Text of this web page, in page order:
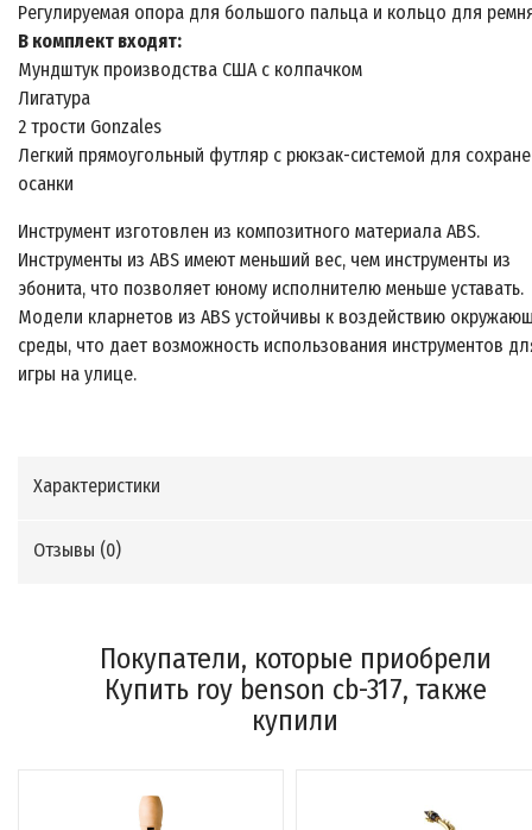
Регулируемая опора для большого пальца и кольцо для
В комплект входят:
Мундштук производства США с колпачком
Лигатура
2 трости Gonzales
Легкий прямоугольный футляр с рюкзак-системой для
осанки
Инструмент изготовлен из композитного материала ABS.
Инструменты из ABS имеют меньший вес, чем инструменты из
эбонита, что позволяет юному исполнителю меньше уставать.
Модели кларнетов из ABS устойчивы к воздействию
среды, что дает возможность использования инструментов
игры на улице.
Характеристики
Отзывы (0)
Покупатели, которые приобрели
Купить roy benson cb-317, также
купили